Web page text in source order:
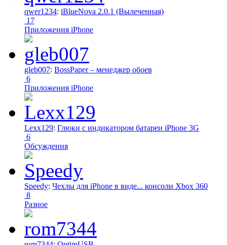
qwer1234: iBlueNova 2.0.1 (Вылеченная)
17
Приложения iPhone
gleb007: BossPaper – менеджер обоев
6
Приложения iPhone
Lexx129: Глюки с индикатором батареи iPhone 3G
6
Обсуждения
Speedy: Чехлы для iPhone в виде... консоли Xbox 360
8
Разное